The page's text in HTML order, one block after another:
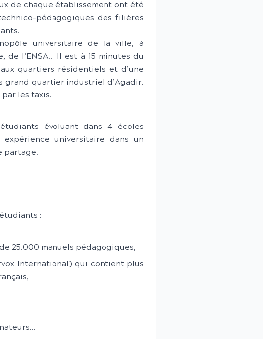
de chaque établissement ont été
pédagogiques des filières
universitaire de la ville, à
l’ENSA… Il est à 15 minutes du
quartiers résidentiels et d’une
grand quartier industriel d’Agadir.
les taxis.
évoluant dans 4 écoles
universitaire dans un
partage.
:
25.000 manuels pédagogiques,
International) qui contient plus